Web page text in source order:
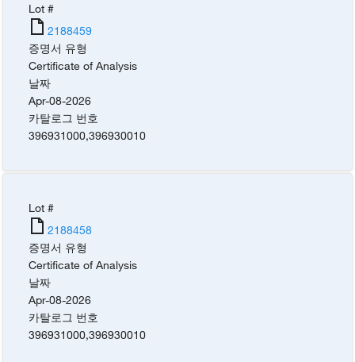
Lot #
2188459
증명서 유형
Certificate of Analysis
날짜
Apr-08-2026
카탈로그 번호
396931000,396930010
Lot #
2188458
증명서 유형
Certificate of Analysis
날짜
Apr-08-2026
카탈로그 번호
396931000,396930010